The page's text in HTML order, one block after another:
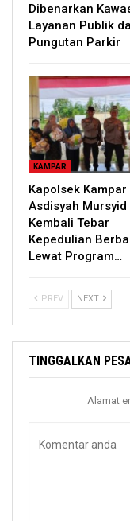
Dibenarkan
Layanan Publik
Pungutan Parkir
KAMPAR
Kapolsek Kampar
Asdisyah Mursyid
Kembali Tebar
Kepedulian
Lewat Program…
PREV NEXT
TINGGALKAN
Alamat